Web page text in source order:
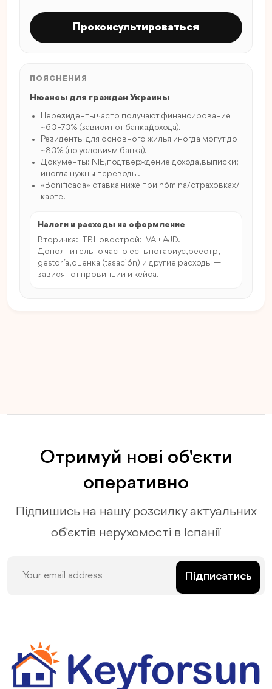
Проконсультироваться
ПОЯСНЕНИЯ
Нюансы для граждан Украины
Нерезиденты часто получают финансирование
~60–70% (зависит от банка/дохода).
Резиденты для основного жилья иногда могут до
~80% (по условиям банка).
Документы: NIE, подтверждение дохода, выписки;
иногда нужны переводы.
«Bonificada» ставка ниже при nómina/страховках/
карте.
Налоги и расходы на оформление
Вторичка: ITP. Новострой: IVA + AJD.
Дополнительно часто есть нотариус, реестр,
gestoría, оценка (tasación) и другие расходы —
зависят от провинции и кейса.
Отримуй нові об'єкти
оперативно
Підпишись на нашу розсилку актуальних
об'єктів нерухомості в Іспанії
Підписатись